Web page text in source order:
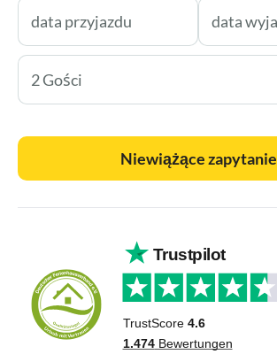
2 Gości
Niewiążące zapytanie